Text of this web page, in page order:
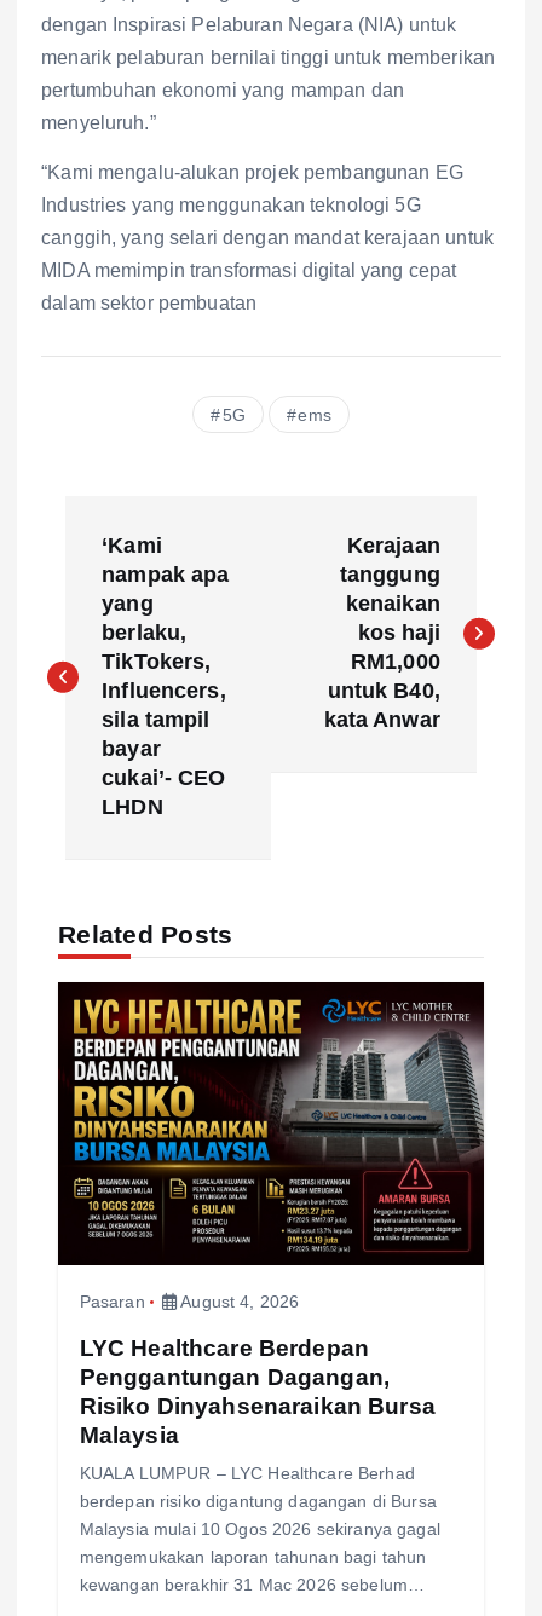
dengan Inspirasi Pelaburan Negara (NIA) untuk
menarik pelaburan bernilai tinggi untuk memberikan
pertumbuhan ekonomi yang mampan dan
menyeluruh.”
“Kami mengalu-alukan projek pembangunan EG
Industries yang menggunakan teknologi 5G
canggih, yang selari dengan mandat kerajaan untuk
MIDA memimpin transformasi digital yang cepat
dalam sektor pembuatan
5G ems
t
g
a
‘Kami
nampak apa
yang
berlaku,
TikTokers,
Influencers,
sila tampil
bayar
cukai’- CEO
LHDN
Kerajaan
tanggung
kenaikan
kos haji
RM1,000
untuk B40,
kata Anwar
Related Posts
Pasaran August 4, 2026
LYC Healthcare Berdepan
Penggantungan Dagangan,
Risiko Dinyahsenaraikan Bursa
Malaysia
KUALA LUMPUR – LYC Healthcare Berhad
berdepan risiko digantung dagangan di Bursa
Malaysia mulai 10 Ogos 2026 sekiranya gagal
mengemukakan laporan tahunan bagi tahun
kewangan berakhir 31 Mac 2026 sebelum…